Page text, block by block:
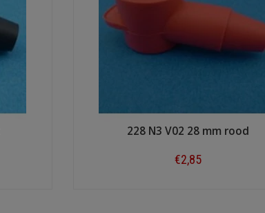
228 N3 V02 28 mm rood
€2,85